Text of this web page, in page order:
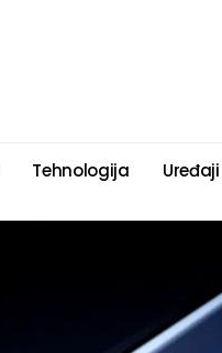
Tehnologija Uređaji